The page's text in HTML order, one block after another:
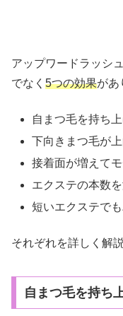
アップワードラッシ
でなく 5つの効果があ
自まつ毛を持ち
下向きまつ毛が
接着面が増えて
エクステの本数
短いエクステで
それぞれを詳しく解
自まつ毛を持ち